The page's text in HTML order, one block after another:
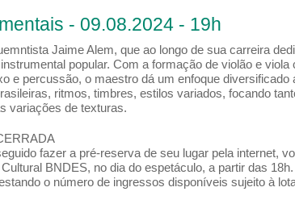
- 09.08.2024 - 19h
Jaime Alem, que ao longo de sua carreira
popular. Com a formação de violão e
e percussão, o maestro dá um enfoque diversificado
ritmos, timbres, estilos variados, focando
variações de texturas.
fazer a pré-reserva de seu lugar pela internet,
BNDES, no dia do espetáculo, a partir das
o número de ingressos disponíveis sujeito à